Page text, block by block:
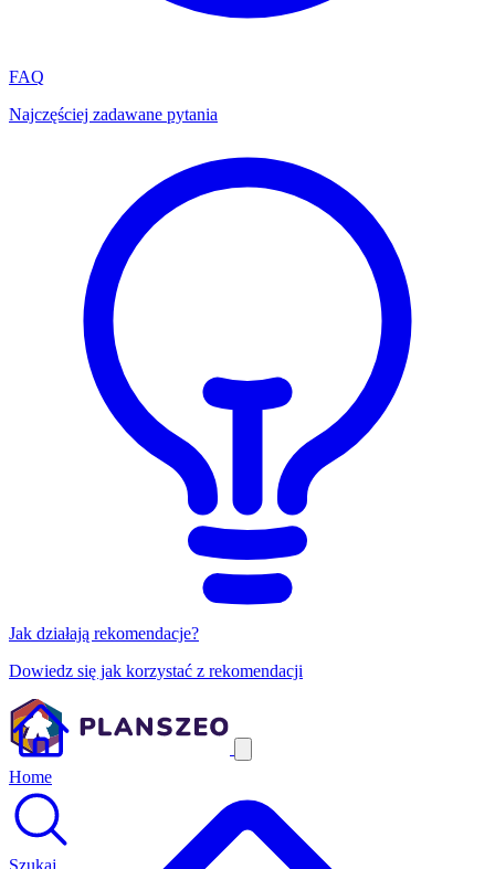
FAQ
Najczęściej zadawane pytania
Jak działają rekomendacje?
Dowiedz się jak korzystać z rekomendacji
Home
Szukaj